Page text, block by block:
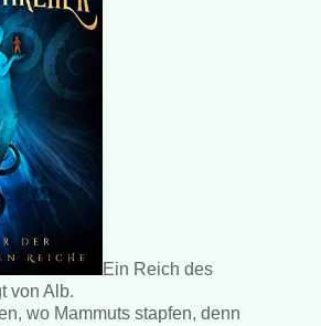
Ein Reich des
von Alb.
wo Mammuts stapfen, denn